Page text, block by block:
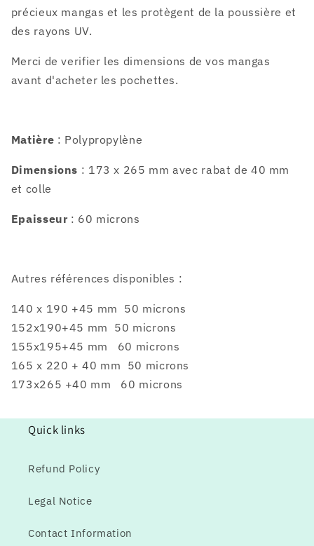
x
265
x
précieux mangas et les protègent de la poussière et
des rayons UV.
Merci de verifier les dimensions de vos mangas
avant d'acheter les pochettes.
Matière : Polypropylène
Dimensions : 173 x 265 mm avec rabat de 40 mm
et colle
Epaisseur : 60 microns
Autres références disponibles :
140 x 190 +45 mm 50 microns
152x190+45 mm 50 microns
155x195+45 mm 60 microns
165 x 220 + 40 mm 50 microns
173x265 +40 mm 60 microns
Quick links
Refund Policy
Legal Notice
Contact Information